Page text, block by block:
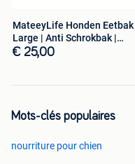
MateeyLife Honden Eetbak
Large | Anti Schrokbak |
Hondenbak
€ 25,00
Mots-clés populaires
nourriture pour chien